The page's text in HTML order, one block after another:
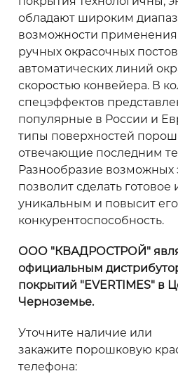
обладают широким
возможности
ручных окрасочных
автоматических линий
скоростью конвейера. В
спецэффектов
популярные в России и
типы поверхностей
отвечающие последним
Разнообразие возможных
позволит сделать готовое
уникальным и повысит его
конкурентоспособность.
ООО "КВАДРОСТРОЙ"
официальным
покрытий "EVERTIMES" в
Черноземье.
Уточните наличие или
закажите порошковую
телефона: